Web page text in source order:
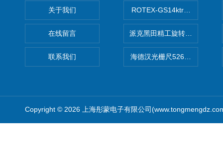
关于我们
在线留言
联系我们
ROTEX-GS14ktr梅花连轴器
派克黑田精工旋转气缸
海德汉光栅尺526974-09
Copyright © 2026 上海彤蒙电子有限公司